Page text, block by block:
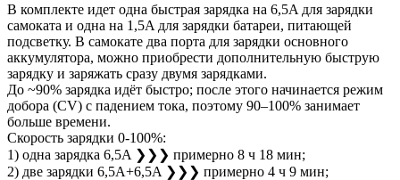
В комплекте идет одна быстрая зарядка на 6,5A для зарядки
самоката и одна на 1,5A для зарядки батареи, питающей
подсветку. В самокате два порта для зарядки основного
аккумулятора, можно приобрести дополнительную быструю
зарядку и заряжать сразу двумя зарядками.
До ~90% зарядка идёт быстро; после этого начинается режим
добора (CV) с падением тока, поэтому 90–100% занимает
больше времени.
Скорость зарядки 0-100%:
1) одна зарядка 6,5A ❯❯❯ примерно 8 ч 18 мин;
2) две зарядки 6,5A+6,5A ❯❯❯ примерно 4 ч 9 мин;